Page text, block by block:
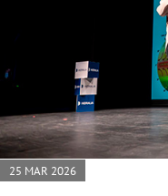
25 MAR 2026